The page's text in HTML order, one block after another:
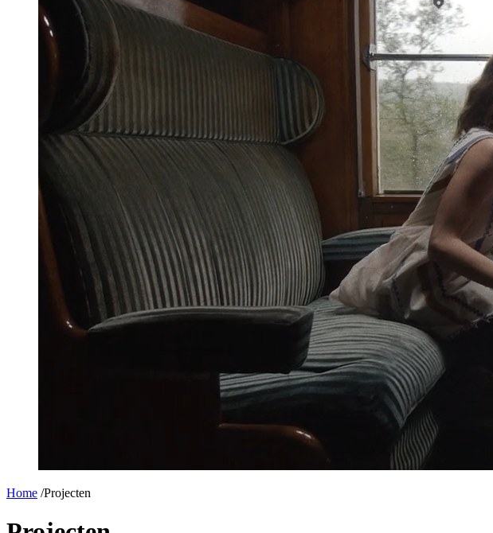
Home /Projecten